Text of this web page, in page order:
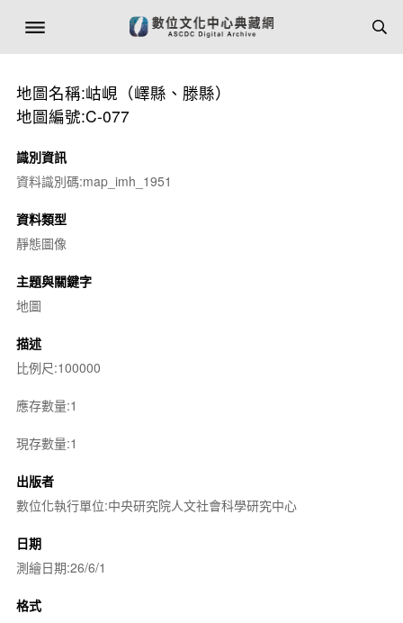
地圖名稱:岵峴（嶧縣、滕縣）
地圖編號:C-077
識別資訊
資料識別碼:map_imh_1951
資料類型
靜態圖像
主題與關鍵字
地圖
描述
比例尺:100000
應存數量:1
現存數量:1
出版者
數位化執行單位:中央研究院人文社會科學研究中心
日期
測繪日期:26/6/1
格式